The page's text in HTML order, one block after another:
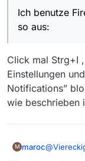
Ich benutze
so aus:
Click mal Strg+I
Einstellungen
Notifications”
wie beschrieben
M maroc@